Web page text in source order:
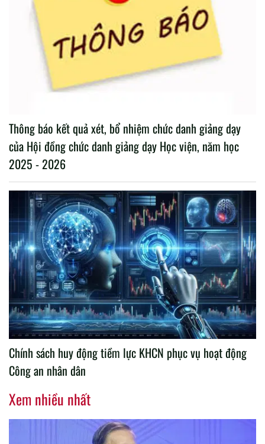
Thông báo kết quả xét, bổ nhiệm chức danh giảng dạy
của Hội đồng chức danh giảng dạy Học viện, năm học
2025 - 2026
Chính sách huy động tiềm lực KHCN phục vụ hoạt động
Công an nhân dân
Xem nhiều nhất